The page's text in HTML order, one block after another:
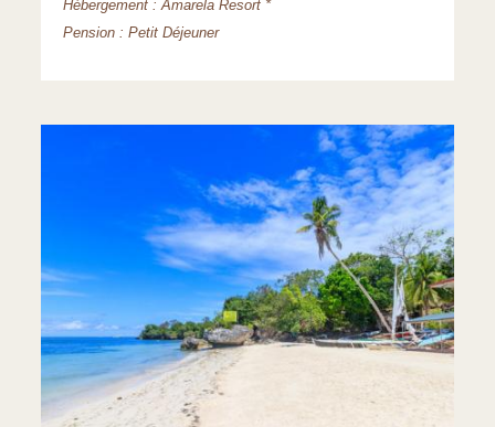
Hébergement : Amarela Resort *
Pension : Petit Déjeuner